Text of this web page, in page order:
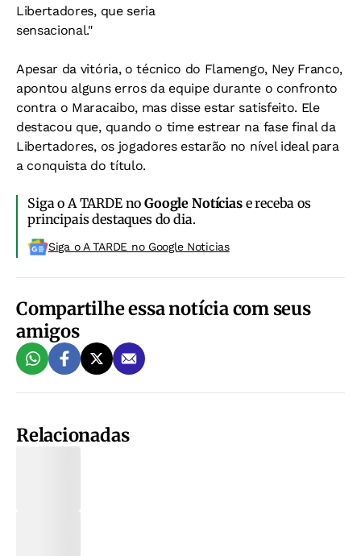
Libertadores, que seria
sensacional."
Apesar da vitória, o técnico do Flamengo, Ney Franco,
apontou alguns erros da equipe durante o confronto
contra o Maracaibo, mas disse estar satisfeito. Ele
destacou que, quando o time estrear na fase final da
Libertadores, os jogadores estarão no nível ideal para
a conquista do título.
Siga o A TARDE noGoogle Notíciase receba os
principais destaques do dia.
Siga o A TARDE no Google Noticias
Compartilhe essa notícia com seus
amigos
Relacionadas